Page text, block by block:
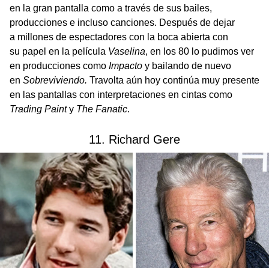
en la gran pantalla como a través de sus bailes,
producciones e incluso canciones. Después de dejar
a millones de espectadores con la boca abierta con
su papel en la película Vaselina, en los 80 lo pudimos ver
en producciones como Impacto y bailando de nuevo
en Sobreviviendo. Travolta aún hoy continúa muy presente
en las pantallas con interpretaciones en cintas como
Trading Painty The Fanatic.
11. Richard Gere